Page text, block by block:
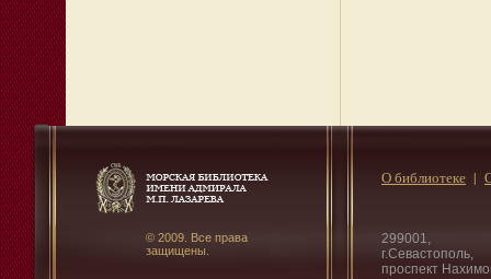
© 2009. Все права
защищены.
299001,
г.Севастополь,
проспект
О библиотеке